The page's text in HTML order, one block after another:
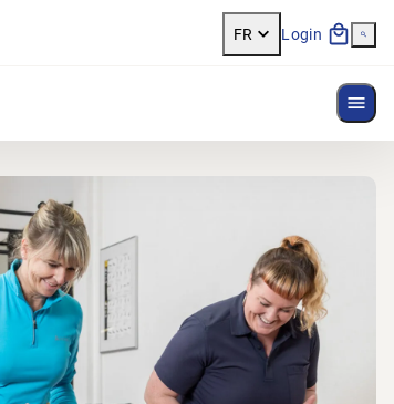
FR Login